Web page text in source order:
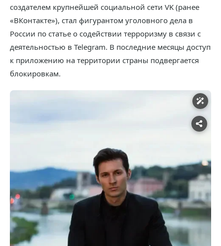
создателем крупнейшей социальной сети VK (ранее
«ВКонтакте»), стал фигурантом уголовного дела в
России по статье о содействии терроризму в связи с
деятельностью в Telegram. В последние месяцы доступ
к приложению на территории страны подвергается
блокировкам.